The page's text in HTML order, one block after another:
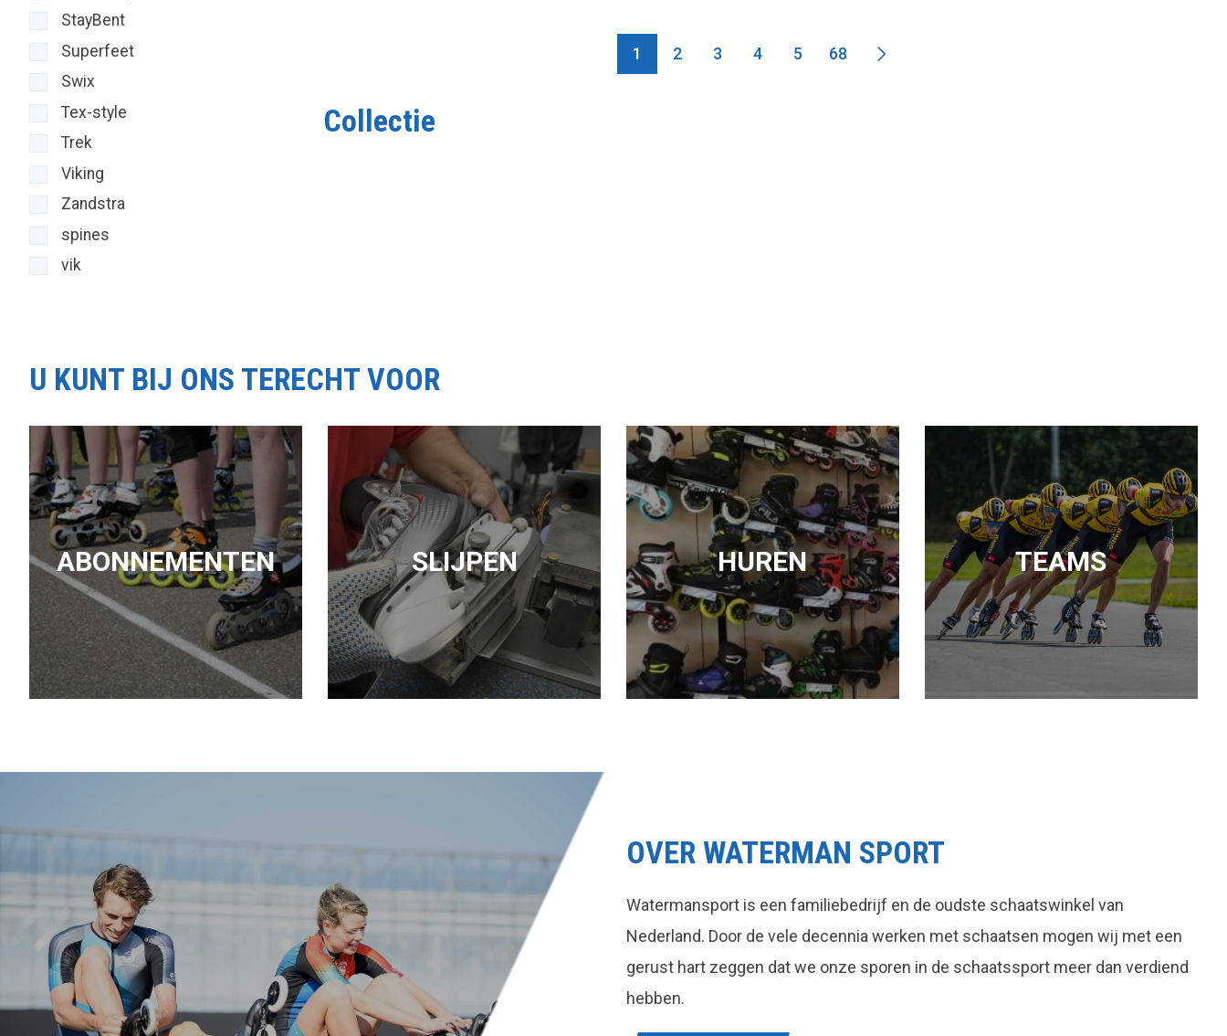
StayBent
Superfeet
Swix
Tex-style
Trek
Viking
Zandstra
spines
vik
1 2 3 4 5 68
Collectie
U KUNT BIJ ONS TERECHT VOOR
ABONNEMENTEN SLIJPEN HUREN TEAMS
OVER WATERMAN SPORT
Watermansport is een familiebedrijf en de oudste schaatswinkel van
Nederland. Door de vele decennia werken met schaatsen mogen wij met een
gerust hart zeggen dat we onze sporen in de schaatssport meer dan verdiend
hebben.